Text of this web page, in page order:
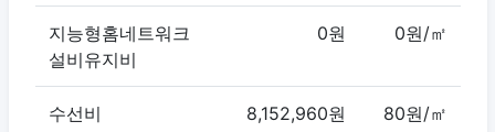
지능형홈네트워크
설비유지비
0원 0원/㎡
수선비 8,152,960원 80원/㎡